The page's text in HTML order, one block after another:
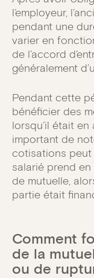
l’employeur,
pendant une
varier en
de l’accord
généralement
Pendant cette
bénéficier des
lorsqu’il était
important de
cotisations peut
salarié prend
de mutuelle,
partie était
Comment
de la
ou de